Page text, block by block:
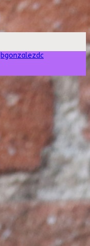
bgonzalezdc